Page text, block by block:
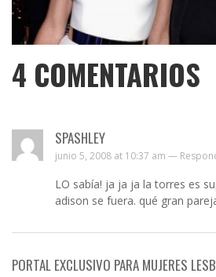
4 COMENTARIOS
SPASHLEY
junio 5, 2008 at 10:37 am —
LO sabía! ja ja ja la torres es
adison se fuera. qué gran
PORTAL EXCLUSIVO PARA MUJERES